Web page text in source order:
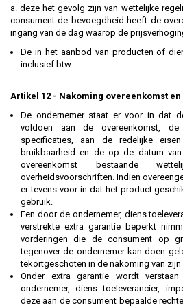
a. deze het gevolg zijn van wettelijke
consument de bevoegdheid heeft de
ingang van de dag waarop de
De in het aanbod van producten of
inclusief btw.
Artikel 12 - Nakoming overeenkomst
De ondernemer staat er voor in dat
voldoen aan de overeenkomst,
specificaties, aan de redelijke
bruikbaarheid en de op de datum
overeenkomst bestaande
overheidsvoorschriften. Indien
er tevens voor in dat het product
gebruik.
Een door de ondernemer, diens
verstrekte extra garantie beperkt
vorderingen die de consument op
tegenover de ondernemer kan doen
tekortgeschoten in de nakoming van zijn
Onder extra garantie wordt
ondernemer, diens toeleverancier,
deze aan de consument bepaalde